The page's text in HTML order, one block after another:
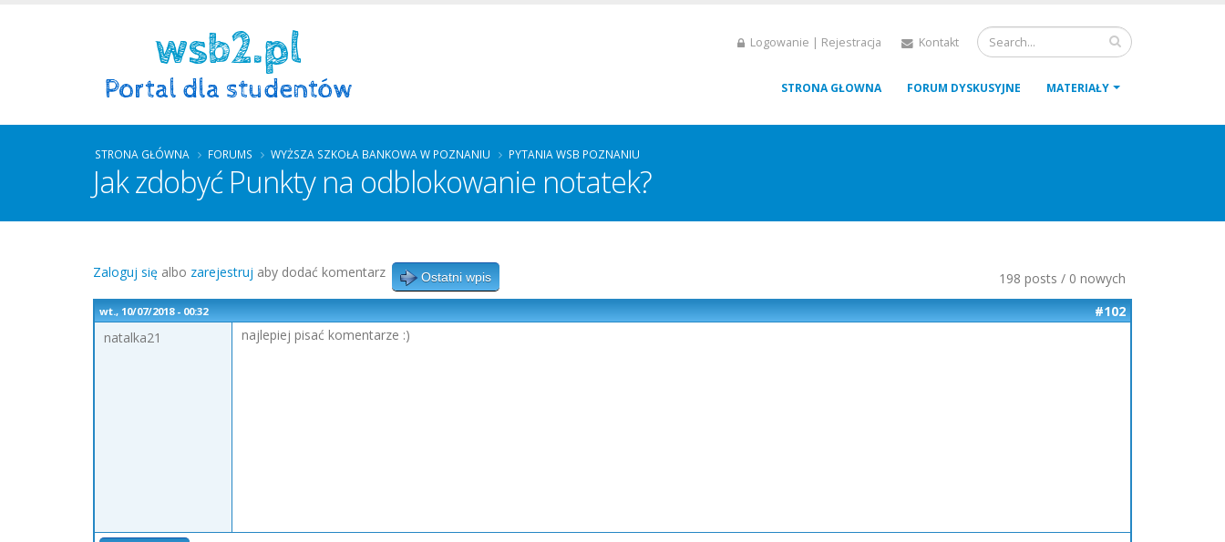
Logowanie | Rejestracja Kontakt
STRONA GŁOWNA FORUM DYSKUSYJNE MATERIAŁY
STRONA GŁÓWNA FORUMS WYŻSZA SZKOŁA BANKOWA W POZNANIU PYTANIA WSB POZNANIU
Jak zdobyć Punkty na odblokowanie notatek?
198 posts / 0 nowych
Zaloguj się albo zarejestruj aby dodać komentarz Ostatni wpis
wt., 10/07/2018 - 00:32
#102
natalka21
najlepiej pisać komentarze :)